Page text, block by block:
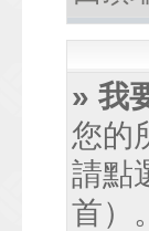
» 我
您的
請點
首）